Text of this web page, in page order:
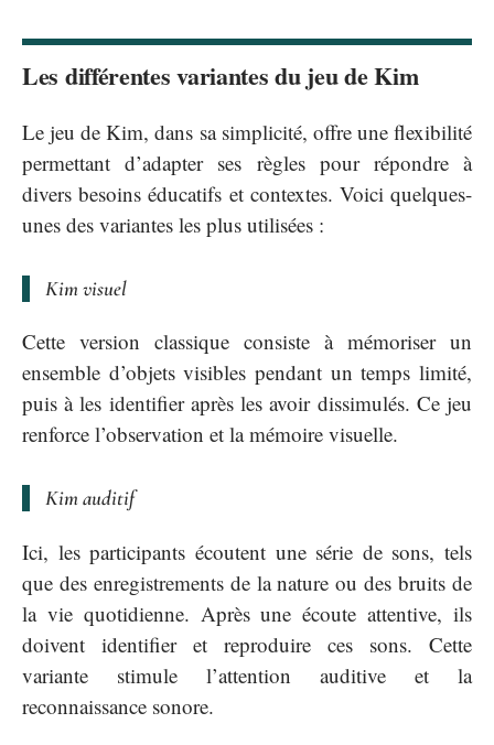
Les différentes variantes du jeu de Kim
Le jeu de Kim, dans sa simplicité, offre une flexibilité
permettant d’adapter ses règles pour répondre à
divers besoins éducatifs et contextes. Voici quelques-
unes des variantes les plus utilisées :
Kim visuel
Cette version classique consiste à mémoriser un
ensemble d’objets visibles pendant un temps limité,
puis à les identifier après les avoir dissimulés. Ce jeu
renforce l’observation et la mémoire visuelle.
Kim auditif
Ici, les participants écoutent une série de sons, tels
que des enregistrements de la nature ou des bruits de
la vie quotidienne. Après une écoute attentive, ils
doivent identifier et reproduire ces sons. Cette
variante stimule l’attention auditive et la
reconnaissance sonore.